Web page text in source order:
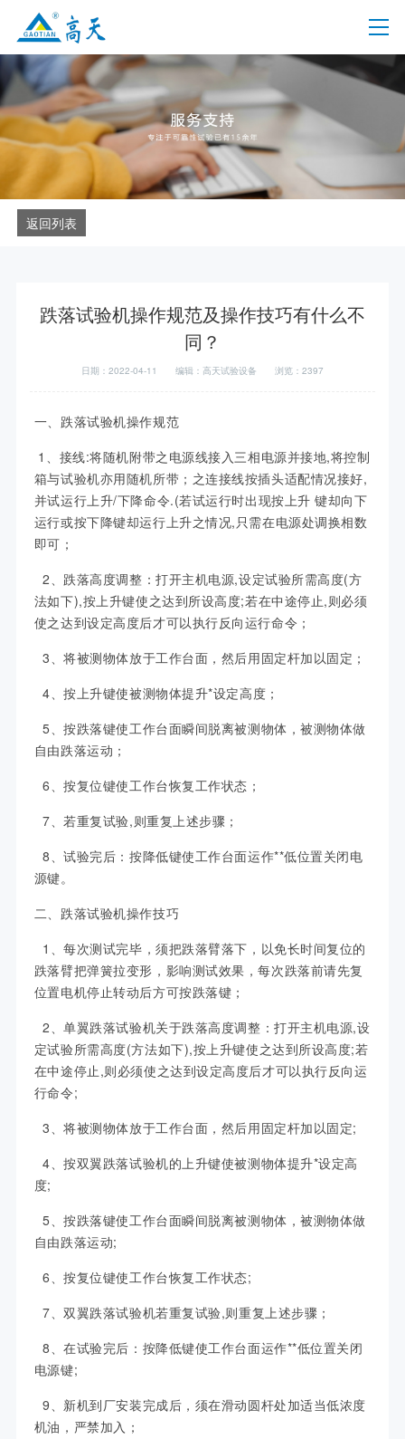
返回列表
跌落试验机操作规范及操作技巧有什么不
同？
日期：2022-04-11 编辑：高天试验设备 浏览：2397
一、跌落试验机操作规范
1、接线:将随机附带之电源线接入三相电源并接地,将控制
箱与试验机亦用随机所带；之连接线按插头适配情况接好,
并试运行上升/下降命令.(若试运行时出现按上升 键却向下
运行或按下降键却运行上升之情况,只需在电源处调换相数
即可；
2、跌落高度调整：打开主机电源,设定试验所需高度(方
法如下),按上升键使之达到所设高度;若在中途停止,则必须
使之达到设定高度后才可以执行反向运行命令；
3、将被测物体放于工作台面，然后用固定杆加以固定；
4、按上升键使被测物体提升*设定高度；
5、按跌落键使工作台面瞬间脱离被测物体，被测物体做
自由跌落运动；
6、按复位键使工作台恢复工作状态；
7、若重复试验,则重复上述步骤；
8、试验完后：按降低键使工作台面运作**低位置关闭电
源键。
二、跌落试验机操作技巧
1、每次测试完毕，须把跌落臂落下，以免长时间复位的
跌落臂把弹簧拉变形，影响测试效果，每次跌落前请先复
位置电机停止转动后方可按跌落键；
2、单翼跌落试验机关于跌落高度调整：打开主机电源,设
定试验所需高度(方法如下),按上升键使之达到所设高度;若
在中途停止,则必须使之达到设定高度后才可以执行反向运
行命令;
3、将被测物体放于工作台面，然后用固定杆加以固定;
4、按双翼跌落试验机的上升键使被测物体提升*设定高
度;
5、按跌落键使工作台面瞬间脱离被测物体，被测物体做
自由跌落运动;
6、按复位键使工作台恢复工作状态;
7、双翼跌落试验机若重复试验,则重复上述步骤；
8、在试验完后：按降低键使工作台面运作**低位置关闭
电源键;
9、新机到厂安装完成后，须在滑动圆杆处加适当低浓度
机油，严禁加入；